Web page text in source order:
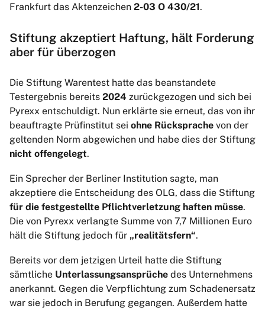
Frankfurt das Aktenzeichen 2-03 O 430/21.
Stiftung akzeptiert Haftung, hält Forderung
aber für überzogen
Die Stiftung Warentest hatte das beanstandete
Testergebnis bereits 2024 zurückgezogen und sich bei
Pyrexx entschuldigt. Nun erklärte sie erneut, das von ihr
beauftragte Prüfinstitut sei ohne Rücksprache von der
geltenden Norm abgewichen und habe dies der Stiftung
nicht offengelegt.
Ein Sprecher der Berliner Institution sagte, man
akzeptiere die Entscheidung des OLG, dass die Stiftung
für die festgestellte Pflichtverletzung haften müsse.
Die von Pyrexx verlangte Summe von 7,7 Millionen Euro
hält die Stiftung jedoch für „realitätsfern“.
Bereits vor dem jetzigen Urteil hatte die Stiftung
sämtliche Unterlassungsansprüche des Unternehmens
anerkannt. Gegen die Verpflichtung zum Schadenersatz
war sie jedoch in Berufung gegangen. Außerdem hatte